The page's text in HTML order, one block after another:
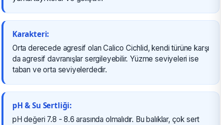
Karakteri:
Orta derecede agresif olan Calico Cichlid, kendi türüne karşı
da agresif davranışlar sergileyebilir. Yüzme seviyeleri ise
taban ve orta seviyelerdedir.
pH & Su Sertliği:
pH değeri 7.8 - 8.6 arasında olmalıdır. Bu balıklar, çok sert